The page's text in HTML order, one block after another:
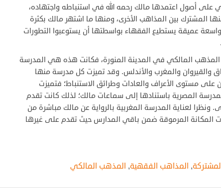
على أصول اعتمدها مالك رحمه الله في استنباطه واجتهاده،
المشترك بين المذاهب الأخرى، ومنها ما اشتهر مالك بكثرة
عميقة يستطيع الفقهاء بواسطتها أن يستوعبوا التطورات
المالكي في المدينة المنورة، فكانت هذه هي المدرسة
والقيروان والمغرب والأندلس. وقد تميزت كل مدرسة منها
مستوى الأعراف والعادات وطرائق الاستنباط؛ فتميزت
المصرية باستنادها إلى سماعات مالك؛ لذلك كانت تقدم
ونظرا لعناية المدرسة المغربية بالرواية عن مالك مباشرة من
المكانة المرموقة ضمن باقي المدارس حيث تقدم على غيرها
, المذاهب الفقهية, المذهب المالكي